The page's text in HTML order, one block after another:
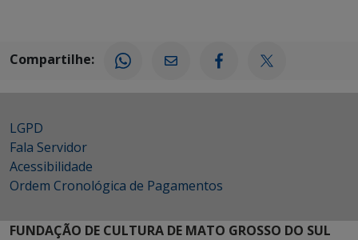
Compartilhe:
LGPD
Fala Servidor
Acessibilidade
Ordem Cronológica de Pagamentos
FUNDAÇÃO DE CULTURA DE MATO GROSSO DO SUL